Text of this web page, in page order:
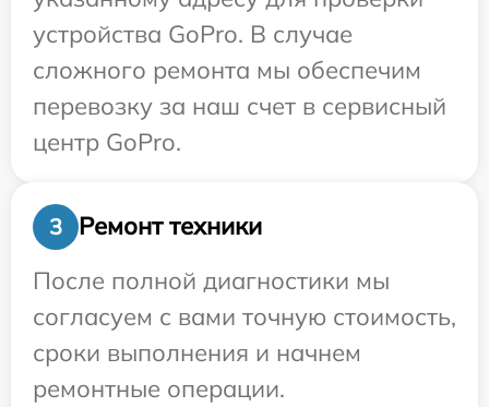
устройства GoPro. В случае
сложного ремонта мы обеспечим
перевозку за наш счет в сервисный
центр GoPro.
3
Ремонт техники
После полной диагностики мы
согласуем с вами точную стоимость,
сроки выполнения и начнем
ремонтные операции.